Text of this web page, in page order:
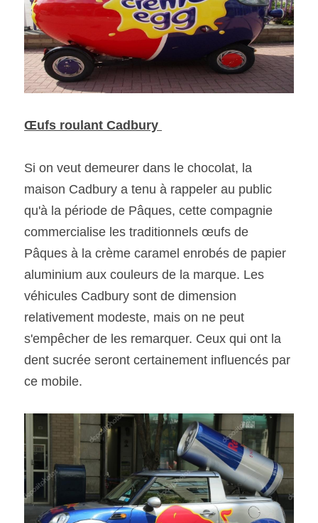
Œufs roulant Cadbury
Si on veut demeurer dans le chocolat, la
maison Cadbury a tenu à rappeler au public
qu'à la période de Pâques, cette compagnie
commercialise les traditionnels œufs de
Pâques à la crème caramel enrobés de papier
aluminium aux couleurs de la marque. Les
véhicules Cadbury sont de dimension
relativement modeste, mais on ne peut
s'empêcher de les remarquer. Ceux qui ont la
dent sucrée seront certainement influencés par
ce mobile.